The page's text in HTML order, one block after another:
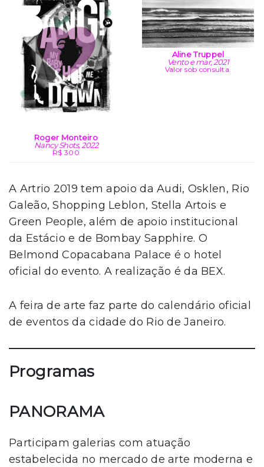
Roger Monteiro
Nancy Shots, 2022
R$ 300
Aline Truppel
Vento e mar, 2021
Valor sob consulta.
A Artrio 2019 tem apoio da Audi, Osklen, Rio
Galeão, Shopping Leblon, Stella Artois e
Green People, além de apoio institucional
da Estácio e de Bombay Sapphire. O
Belmond Copacabana Palace é o hotel
oficial do evento. A realização é da BEX.
A feira de arte faz parte do calendário oficial
de eventos da cidade do Rio de Janeiro.
Programas
PANORAMA
Participam galerias com atuação
estabelecida no mercado de arte moderna e